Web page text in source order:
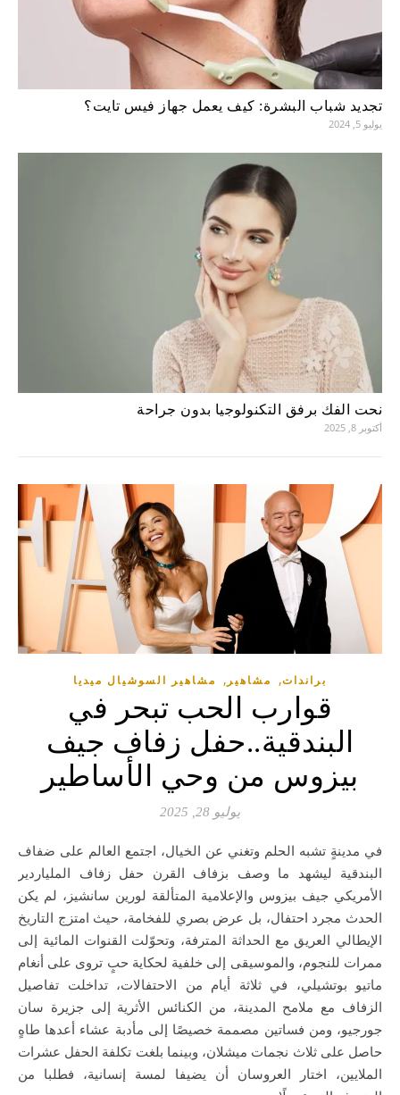
تجديد شباب البشرة: كيف يعمل جهاز فيس تايت؟
يوليو 5, 2024
نحت الفك برفق التكنولوجيا بدون جراحة
أكتوبر 8, 2025
براندات, مشاهير , مشاهير السوشيال ميديا
قوارب الحب تبحر في
البندقية..حفل زفاف جيف
بيزوس من وحي الأساطير
يوليو 28, 2025
في مدينةٍ تشبه الحلم وتغني عن الخيال، اجتمع العالم على ضفاف
البندقية ليشهد ما وصف بزفاف القرن حفل زفاف الملياردير
الأمريكي جيف بيزوس والإعلامية المتألقة لورين سانشيز، لم يكن
الحدث مجرد احتفال، بل عرض بصري للفخامة، حيث امتزج التاريخ
الإيطالي العريق مع الحداثة المترفة، وتحوّلت القنوات المائية إلى
ممرات للنجوم، والموسيقى إلى خلفية لحكاية حبٍ تروى على أنغام
ماتيو بوتشيلي، في ثلاثة أيام من الاحتفالات، تداخلت تفاصيل
الزفاف مع ملامح المدينة، من الكنائس الأثرية إلى جزيرة سان
جورجيو، ومن فساتين مصممة خصيصًا إلى مأدبة عشاء أعدها طاهٍ
حاصل على ثلاث نجمات ميشلان، وبينما بلغت تكلفة الحفل عشرات
الملايين، اختار العروسان أن يضيفا لمسة إنسانية، فطلبا من